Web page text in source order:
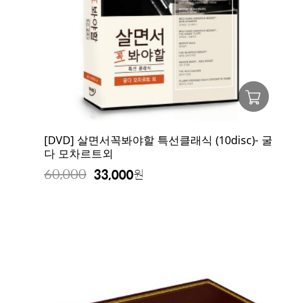
[DVD] 살면서꼭봐야할 특선클래식 (10disc)- 굴
다 모차르트외
60,000 33,000원